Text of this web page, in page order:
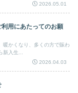
2026.05.01
利用にあたってのお願
暖かくなり、多くの方で賑わ
入生...
2026.04.03